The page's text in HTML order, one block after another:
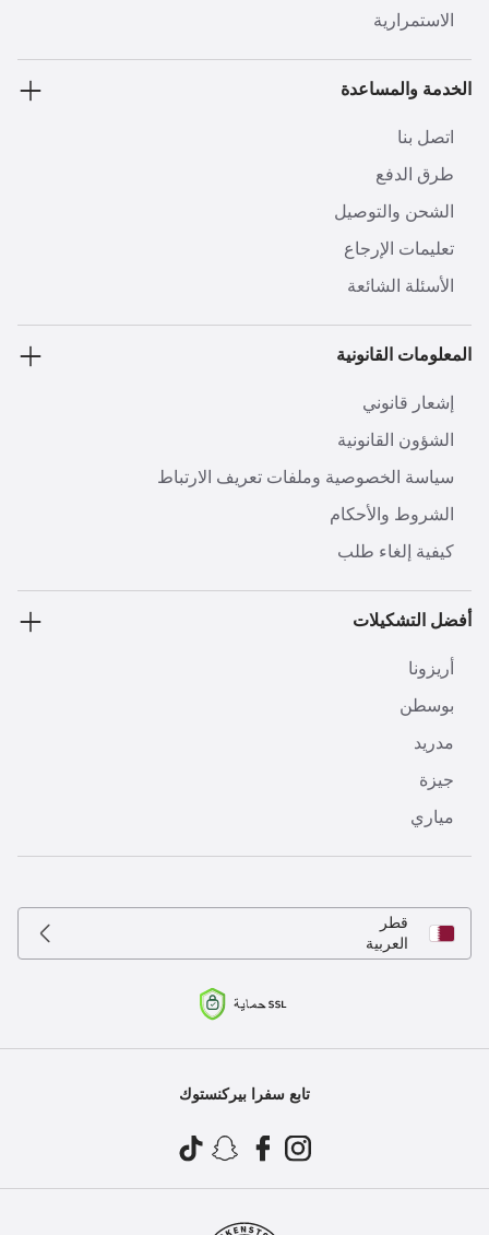
الاستمرارية
الخدمة والمساعدة
اتصل بنا
طرق الدفع
الشحن والتوصيل
تعليمات الإرجاع
الأسئلة الشائعة
المعلومات القانونية
إشعار قانوني
الشؤون القانونية
سياسة الخصوصية وملفات تعريف الارتباط
الشروط والأحكام
كيفية إلغاء طلب
أفضل التشكيلات
أريزونا
بوسطن
مدريد
جيزة
مياري
قطر
العربية
تابع سفرا بيركنستوك